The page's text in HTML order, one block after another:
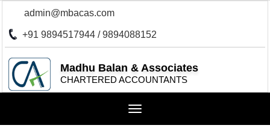
admin@mbacas.com
+91 9894517944 / 9894088152
Madhu Balan & Associates
CHARTERED ACCOUNTANTS
Toggle